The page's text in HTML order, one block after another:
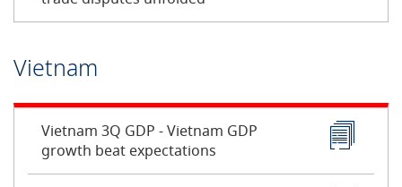
Vietnam
Vietnam 3Q GDP - Vietnam GDP
growth beat expectations